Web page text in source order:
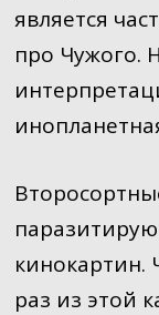
является
про Чужого.
раз из этой